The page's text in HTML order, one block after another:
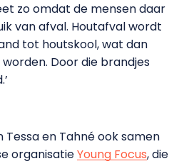
zo omdat de mensen daar
van afval. Houtafval wordt
tot houtskool, wat dan
Door die brandjes
en Tahné ook samen
organisatieYoung Focus, die